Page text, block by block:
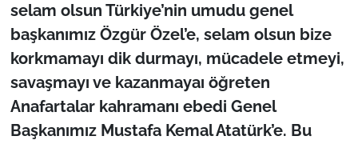
selam olsun Türkiye’nin umudu genel
başkanımız Özgür Özel’e, selam olsun bize
korkmamayı dik durmayı, mücadele etmeyi,
savaşmayı ve kazanmayaı öğreten
Anafartalar kahramanı ebedi Genel
Başkanımız Mustafa Kemal Atatürk’e. Bu